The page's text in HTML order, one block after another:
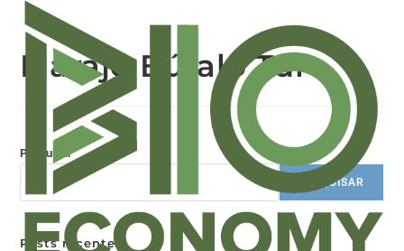
Marajó Búfalo Tur
Pesquisar
PESQUISAR
Posts recentes